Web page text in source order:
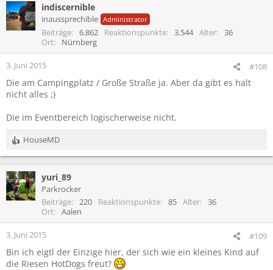
indiscernible
inaussprechible Administrator
Beiträge 6.862 Reaktionspunkte 3.544 Alter
36
Ort
Nürnberg
3. Juni 2015 #108
Die am Campingplatz / Große Straße ja. Aber da gibt es halt
nicht alles ;)
Die im Eventbereich logischerweise nicht.
R
e
k
t
i
n
:
HouseMD
yuri_89
Parkrocker
Beiträge
220 Reaktionspunkte 85 Alter
36
Ort
Aalen
3. Juni 2015 #109
Bin ich eigtl der Einzige hier, der sich wie ein kleines Kind auf
die Riesen HotDogs freut?